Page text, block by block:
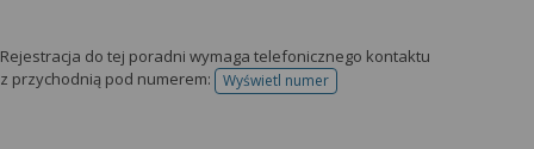
Rejestracja do tej poradni wymaga telefonicznego kontaktu
z przychodnią pod numerem:
Wyświetl numertelefonu do rejestracji